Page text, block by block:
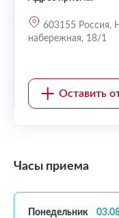
603155 Россия,
набережная, 18/1
Оставить
Часы приема
Понедельник